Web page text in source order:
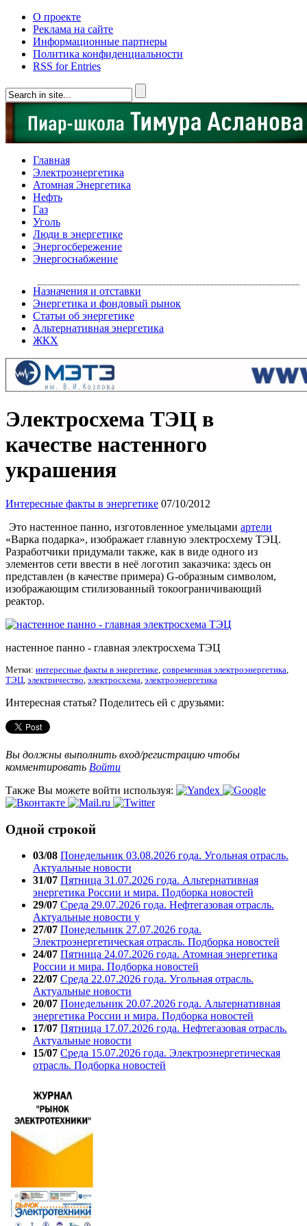
О проекте
Реклама на сайте
Информационные партнеры
Политика конфиденциальности
RSS for Entries
Главная
Электроэнергетика
Атомная Энергетика
Нефть
Газ
Уголь
Люди в энергетике
Энергосбережение
Энергоснабжение
Назначения и отставки
Энергетика и фондовый рынок
Статьи об энергетике
Альтернативная энергетика
ЖКХ
Электросхема ТЭЦ в
качестве настенного
украшения
Интересные факты в энергетике 07/10/2012
Это настенное панно, изготовленное умельцами артели
«Варка подарка», изображает главную электросхему ТЭЦ.
Разработчики придумали также, как в виде одного из
элементов сети ввести в неё логотип заказчика: здесь он
представлен (в качестве примера) G-образным символом,
изображающим стилизованный токоограничивающий
реактор.
настенное панно - главная электросхема ТЭЦ
Метки: интересные факты в энергетике, современная электроэнергетика,
ТЭЦ, электричество, электросхема, электроэнергетика
Интересная статья? Поделитесь ей с друзьями:
Вы должны выполнить вход/регистрацию чтобы
комментировать Войти
Также Вы можете войти используя:
Одной строкой
03/08 Понедельник 03.08.2026 года. Угольная отрасль.
Актуальные новости
31/07 Пятница 31.07.2026 года. Альтернативная
энергетика России и мира. Подборка новостей
29/07 Среда 29.07.2026 года. Нефтегазовая отрасль.
Актуальные новости у
27/07 Понедельник 27.07.2026 года.
Электроэнергетическая отрасль. Подборка новостей
24/07 Пятница 24.07.2026 года. Атомная энергетика
России и мира. Подборка новостей
22/07 Среда 22.07.2026 года. Угольная отрасль.
Актуальные новости
20/07 Понедельник 20.07.2026 года. Альтернативная
энергетика России и мира. Подборка новостей
17/07 Пятница 17.07.2026 года. Нефтегазовая отрасль.
Актуальные новости
15/07 Среда 15.07.2026 года. Электроэнергетическая
отрасль. Подборка новостей